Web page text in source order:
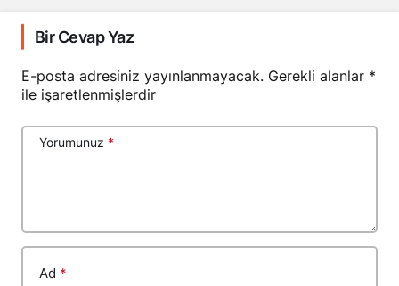
Bir Cevap Yaz
E-posta adresiniz yayınlanmayacak. Gerekli alanlar *
ile işaretlenmişlerdir
Yorumunuz *
Ad *